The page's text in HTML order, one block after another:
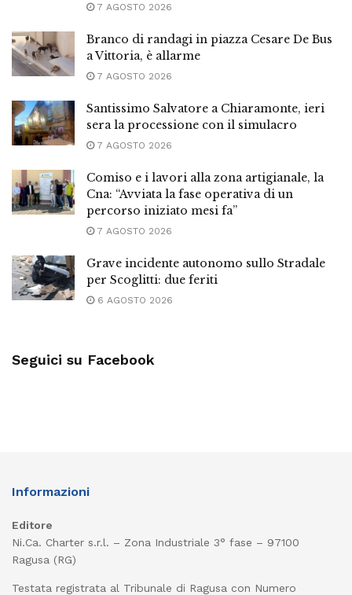
7 AGOSTO 2026
Branco di randagi in piazza Cesare De Bus
a Vittoria, è allarme
7 AGOSTO 2026
Santissimo Salvatore a Chiaramonte, ieri
sera la processione con il simulacro
7 AGOSTO 2026
Comiso e i lavori alla zona artigianale, la
Cna: “Avviata la fase operativa di un
percorso iniziato mesi fa”
7 AGOSTO 2026
Grave incidente autonomo sullo Stradale
per Scoglitti: due feriti
6 AGOSTO 2026
Seguici su Facebook
Informazioni
Editore
Ni.Ca. Charter s.r.l. – Zona Industriale 3° fase – 97100
Ragusa (RG)
Testata registrata al Tribunale di Ragusa con Numero